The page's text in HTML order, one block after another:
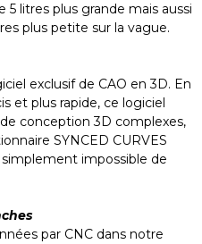
litres plus grande mais aussi
plus petite sur la vague.
exclusif de CAO en 3D. En
et plus rapide, ce logiciel
conception 3D complexes,
SYNCED CURVES
impossible de
par CNC dans notre